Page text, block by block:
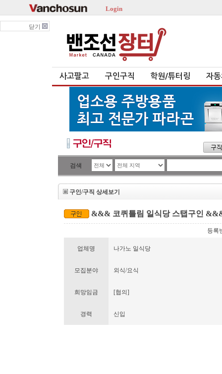
Login
닫기
사고팔고 구인구직 학원/튜터링 자
검색
구인/구직 상세보기
&&& 코퀴틀림 일식당 스탭구인
등록
업체명 나가노 일식당
모집분야 외식/요식
희망임금 [협의]
경력 신입